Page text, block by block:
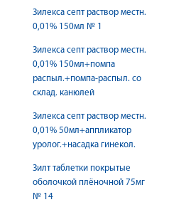
Зилекса септ раствор местн.
0,01% 150мл № 1
Зилекса септ раствор местн.
0,01% 150мл+помпа
распыл.+помпа-распыл. со
склад. канюлей
Зилекса септ раствор местн.
0,01% 50мл+аппликатор
уролог.+насадка гинекол.
Зилт таблетки покрытые
оболочкой плёночной 75мг
№ 14